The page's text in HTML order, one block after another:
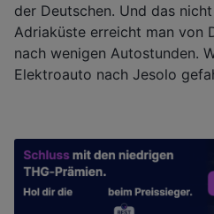
der Deutschen. Und das
Adriaküste erreicht man von
nach wenigen Autostunden.
Elektroauto nach Jesolo